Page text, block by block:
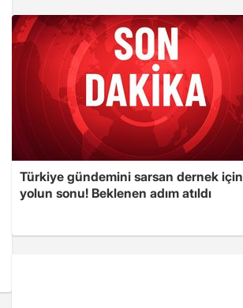
Türkiye gündemini sarsan dernek için
yolun sonu! Beklenen adım atıldı